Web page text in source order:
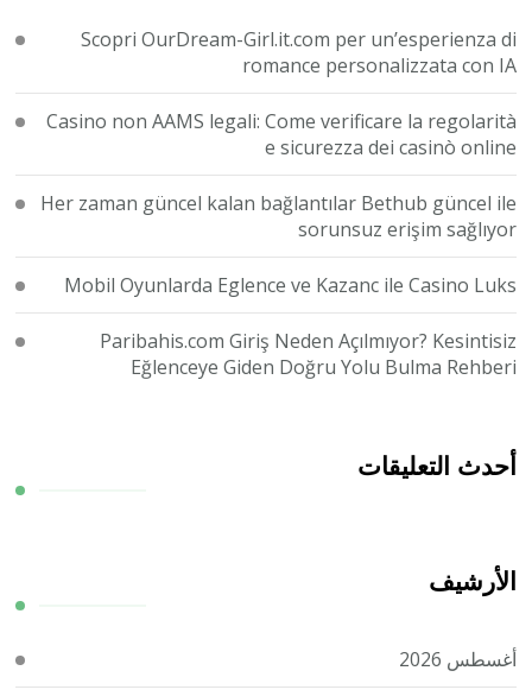
Scopri OurDream-Girl.it.com per un’esperienza di
romance personalizzata con IA
Casino non AAMS legali: Come verificare la regolarità
e sicurezza dei casinò online
Her zaman güncel kalan bağlantılar Bethub güncel ile
sorunsuz erişim sağlıyor
Mobil Oyunlarda Eglence ve Kazanc ile Casino Luks
Paribahis.com Giriş Neden Açılmıyor? Kesintisiz
Eğlenceye Giden Doğru Yolu Bulma Rehberi
أحدث التعليقات
الأرشيف
أغسطس 2026